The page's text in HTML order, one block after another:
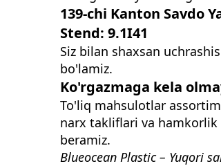
139-chi Kanton Savdo
Stend: 9.1I41
Siz bilan shaxsan
bo'lamiz.
Ko'rgazmaga kela
To'liq mahsulotlar
narx takliflari va
beramiz.
Blueocean Plastic – Yuqori